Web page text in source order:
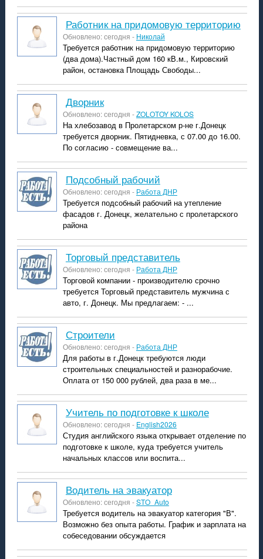
Работник на придомовую территорию
Обновлено: сегодня - Николай
Требуется работник на придомовую территорию
(два дома).Частный дом 160 кВ.м., Кировский
район, остановка Площадь Свободы...
Дворник
Обновлено: сегодня -ZOLOTOY KOLOS
На хлебозавод в Пролетарском р-не г.Донецк
требуется дворник. Пятидневка, с 07.00 до 16.00.
По согласию - совмещение ва...
подсобный рабочий
Обновлено: сегодня - Работа ДНР
Требуется подсобный рабочий на утепление
фасадов г. Донецк, желательно с пролетарского
района
торговый представитель
Обновлено: сегодня - Работа ДНР
Торговой компании - производителю срочно
требуется Торговый представитель мужчина с
авто, г. Донецк. Мы предлагаем: - ...
строители
Обновлено: сегодня - Работа ДНР
Для работы в г.Донецк требуются люди
строительных специальностей и разнорабочие.
Оплата от 150 000 рублей, два раза в ме...
учитель по подготовке к школе
Обновлено: сегодня - English2026
Студия английского языка открывает отделение по
подготовке к школе, куда требуется учитель
начальных классов или воспита...
Водитель на эвакуатор
Обновлено: сегодня -STO_Auto
Требуется водитель на эвакуатор категория "В".
Возможно без опыта работы. График и зарплата на
собеседовании обсуждается